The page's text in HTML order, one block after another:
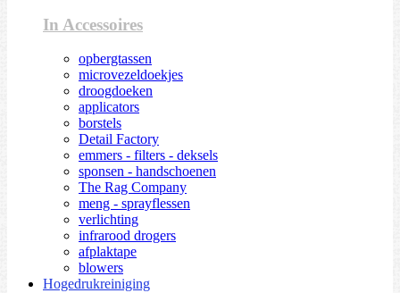
In Accessoires
opbergtassen
microvezeldoekjes
droogdoeken
applicators
borstels
Detail Factory
emmers - filters - deksels
sponsen - handschoenen
The Rag Company
meng - sprayflessen
verlichting
infrarood drogers
afplaktape
blowers
Hogedrukreiniging